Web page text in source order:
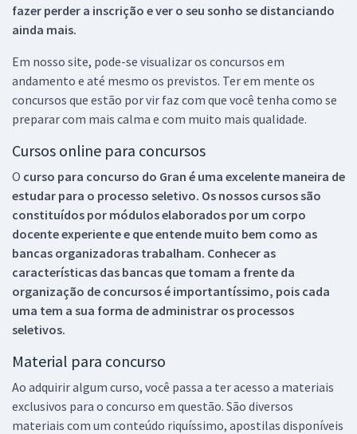
fazer perder a inscrição e ver o seu sonho se distanciando
ainda mais.
Em nosso site, pode-se visualizar os concursos em
andamento e até mesmo os previstos. Ter em mente os
concursos que estão por vir faz com que você tenha como se
preparar com mais calma e com muito mais qualidade.
Cursos online para concursos
O curso para concurso do Gran é uma excelente maneira de
estudar para o processo seletivo. Os nossos cursos são
constituídos por módulos elaborados por um corpo
docente experiente e que entende muito bem como as
bancas organizadoras trabalham. Conhecer as
características das bancas que tomam a frente da
organização de concursos é importantíssimo, pois cada
uma tem a sua forma de administrar os processos
seletivos.
Material para concurso
Ao adquirir algum curso, você passa a ter acesso a materiais
exclusivos para o concurso em questão. São diversos
materiais com um conteúdo riquíssimo, apostilas disponíveis